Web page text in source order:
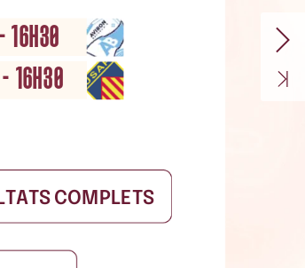
COMPLETS
- 16H30
- 16H30